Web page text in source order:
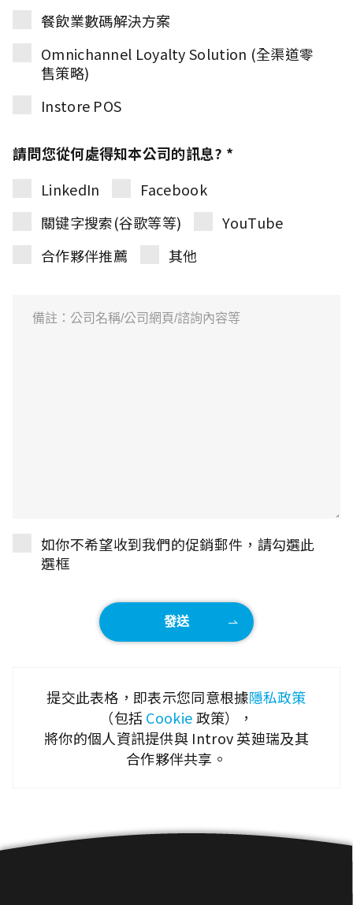
餐飲業數碼解決方案
Omnichannel Loyalty Solution (全渠道零
售策略)
Instore POS
請問您從何處得知本公司的訊息? *
LinkedIn
Facebook
關键字搜索(谷歌等等)
YouTube
合作夥伴推薦
其他
如你不希望收到我們的促銷郵件，請勾選此
選框
提交此表格，即表示您同意根據隱私政策
（包括 Cookie政策），
將你的個人資訊提供與 Introv 英廸瑞及其
合作夥伴共享。